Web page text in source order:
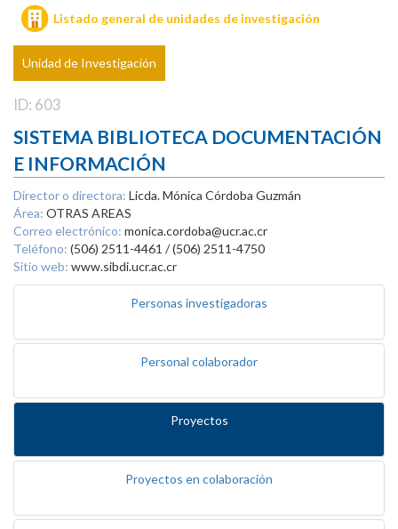
Listado general de unidades de investigación
Unidad de Investigación
ID: 603
SISTEMA BIBLIOTECA DOCUMENTACIÓN
E INFORMACIÓN
Director o directora: Licda. Mónica Córdoba Guzmán
Área: OTRAS AREAS
Correo electrónico: monica.cordoba@ucr.ac.cr
Teléfono: (506) 2511-4461 / (506) 2511-4750
Sitio web: www.sibdi.ucr.ac.cr
Personas investigadoras
Personal colaborador
Proyectos
Proyectos en colaboración